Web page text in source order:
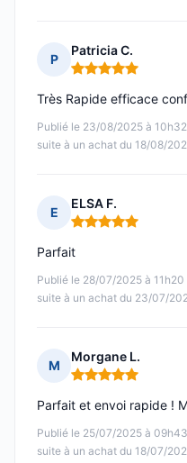
P
Patricia C.
Note : 5 sur 5
Publié le 23/08/2025 à 10h32
suite à un achat du 18/08/
Très Rapide efficace
E
ELSA F.
Note : 5 sur 5
Publié le 28/07/2025 à 11h20
suite à un achat du 23/07/
Parfait
M
Morgane L.
Note : 5 sur 5
Publié le 25/07/2025 à 09h43
suite à un achat du 18/07/
Parfait et envoi rapide !